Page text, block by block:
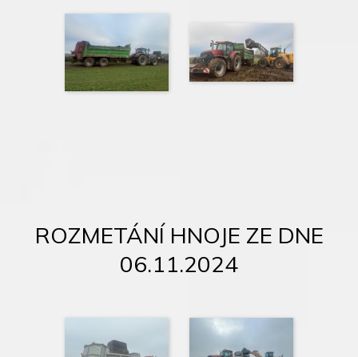
ROZMETÁNÍ HNOJE ZE DNE
06.11.2024